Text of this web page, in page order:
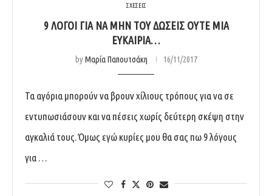
ΣΧΕΣΕΙΣ
9 ΛΌΓΟΙ ΓΙΑ ΝΑ ΜΗΝ ΤΟΥ ΔΏΣΕΙΣ ΟΎΤΕ ΜΙΑ
ΕΥΚΑΙΡΊΑ…
byΜαρία Παπουτσάκη 16/11/2017
Τα αγόρια μπορούν να βρουν χίλιους τρόπους για να σε
εντυπωσιάσουν και να πέσεις χωρίς δεύτερη σκέψη στην
αγκαλιά τους. Όμως εγώ κυρίες μου θα σας πω 9 λόγους
για …